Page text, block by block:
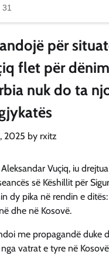
për
flet për
nuk do ta
2025 by rxitz
Vuçiq, iu
së Këshillit për
dy pika në rendin e
dhe në Kosovë.
me propagandë duke
vatrat e tyre në